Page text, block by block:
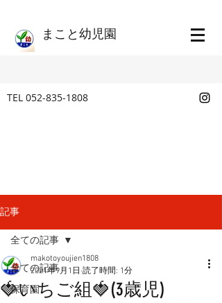
​まこと幼児園
TEL 052-835-1808
記事
全ての記事
保育園
全ての記事
🍓いちご組🍓(3歳児)
makotoyoujien1808
2021年9月1日 読了時間: 1分